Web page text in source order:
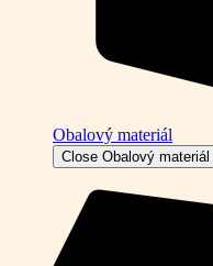
Obalový materiál
Close Obalový materiál